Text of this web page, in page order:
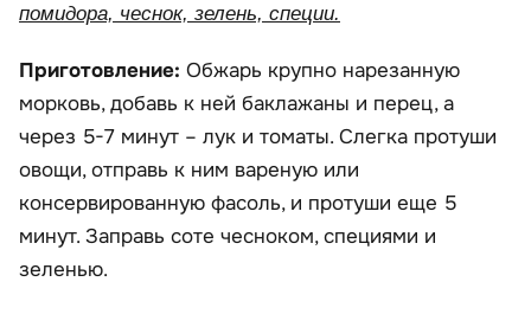
помидора, чеснок, зелень, специи.
Приготовление: Обжарь крупно нарезанную
морковь, добавь к ней баклажаны и перец, а
через 5-7 минут – лук и томаты. Слегка протуши
овощи, отправь к ним вареную или
консервированную фасоль, и протуши еще 5
минут. Заправь соте чесноком, специями и
зеленью.